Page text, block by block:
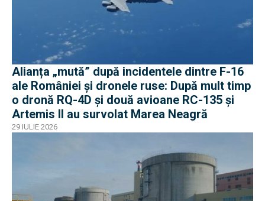
Alianța „mută” după incidentele dintre F-16
ale României și dronele ruse: După mult timp
o dronă RQ-4D și două avioane RC-135 și
Artemis II au survolat Marea Neagră
29 IULIE 2026